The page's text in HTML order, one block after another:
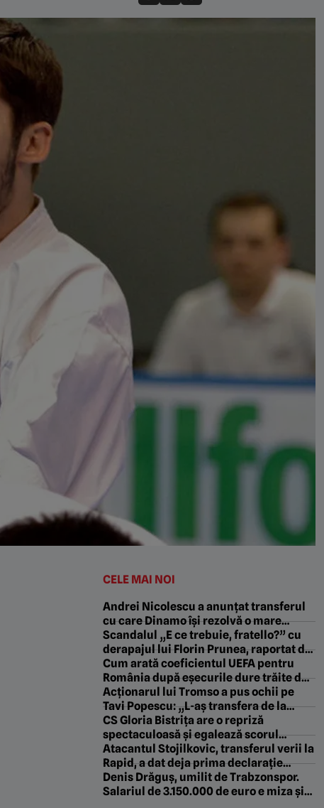
CELE MAI NOI
Andrei Nicolescu a anunțat transferul
cu care Dinamo își rezolvă o mare
problemă: „Vom da 200.000 de euro pe
el”
Scandalul „E ce trebuie, fratello?” cu
derapajul lui Florin Prunea, raportat de
FRF la UEFA!
Cum arată coeficientul UEFA pentru
România după eșecurile dure trăite de
FCSB cu Auda, de Craiova cu Levski și
de CFR cu Tromso!
Acționarul lui Tromso a pus ochii pe
Tavi Popescu: „L-aș transfera de la
FCSB. Ar face față”
CS Gloria Bistrița are o repriză
spectaculoasă și egalează scorul
sezonului. Unirea Slobozia pierde
umilitor la primul joc acasă de la
revenirea în Liga 2
Atacantul Stojilkovic, transferul verii la
Rapid, a dat deja prima declarație
„specială”: cum l-a numit pe Pancu!
Denis Drăguș, umilit de Trabzonspor.
Salariul de 3.150.000 de euro e miza și